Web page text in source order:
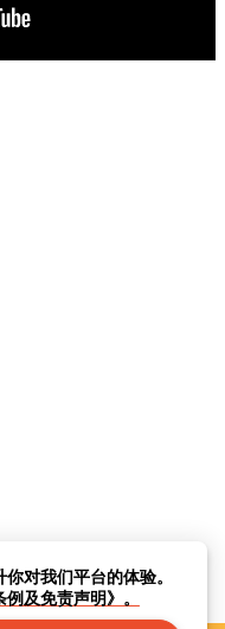
对我们平台的体验。
例及免责声明》。